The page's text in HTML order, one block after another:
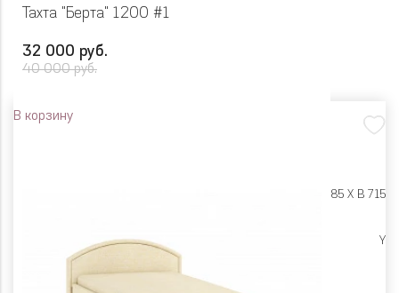
Тахта "Берта" 1200 #1
32 000 руб.
40 000 руб.
В корзину
Ш 1375 X Г 2085 X В 715
Y